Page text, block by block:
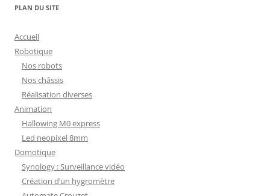
PLAN DU SITE
Accueil
Robotique
Nos robots
Nos châssis
Réalisation diverses
Animation
Hallowing M0 express
Led neopixel 8mm
Domotique
Synology : Surveillance vidéo
Création d’un hygromètre